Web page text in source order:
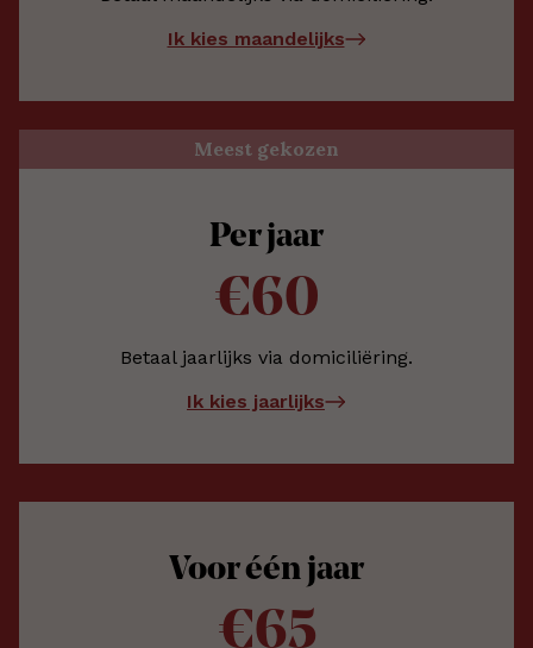
Ik kies maandelijks
Meest gekozen
Per jaar
€60
Betaal jaarlijks via domiciliëring.
Ik kies jaarlijks
Voor één jaar
€65